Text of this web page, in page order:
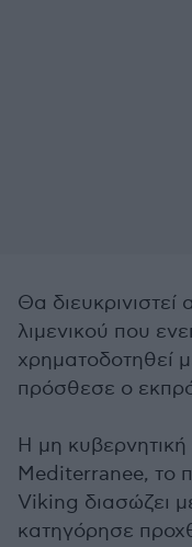
Θα
λιμενικού που
χρηματοδοτηθεί
πρόσθεσε ο
Η μη
Mediterranee, το
Viking διασώζει
κατηγόρησε